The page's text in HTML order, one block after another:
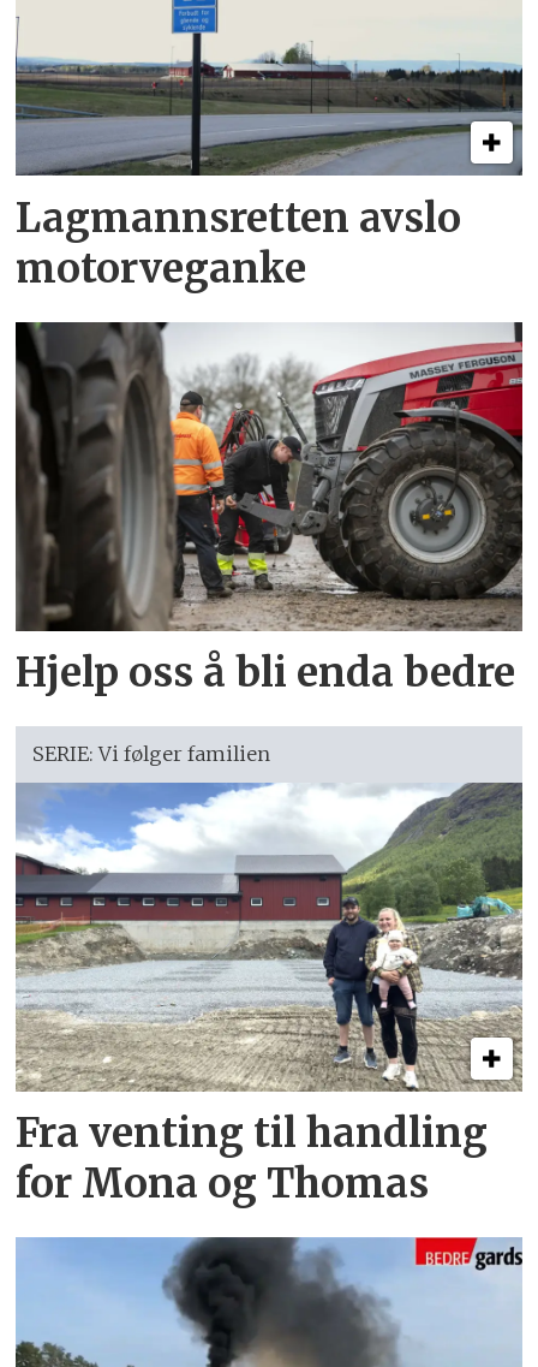
Lagmannsretten avslo
motorveganke
Hjelp oss å bli enda bedre
SERIE: Vi følger familien
Fra venting til handling
for Mona og Thomas